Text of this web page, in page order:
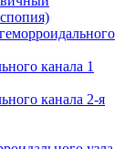
канала 1
канала 2-я